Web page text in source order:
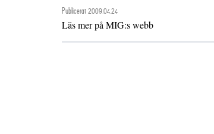
Publicerat 2009.04.24
Läs mer på MIG:s webb